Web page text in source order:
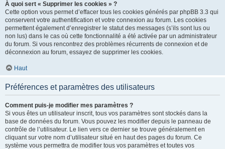
À quoi sert « Supprimer les cookies » ?
Cette option vous permet d’effacer tous les cookies générés par phpBB 3.3 qui
conservent votre authentification et votre connexion au forum. Les cookies
permettent également d’enregistrer le statut des messages (s’ils sont lus ou
non lus) dans le cas où cette fonctionnalité a été activée par un administrateur
du forum. Si vous rencontrez des problèmes récurrents de connexion et de
déconnexion au forum, essayez de supprimer les cookies.
Haut
Préférences et paramètres des utilisateurs
Comment puis-je modifier mes paramètres ?
Si vous êtes un utilisateur inscrit, tous vos paramètres sont stockés dans la
base de données du forum. Vous pouvez les modifier depuis le panneau de
contrôle de l’utilisateur. Le lien vers ce dernier se trouve généralement en
cliquant sur votre nom d’utilisateur situé en haut des pages du forum. Ce
système vous permettra de modifier tous vos paramètres et toutes vos